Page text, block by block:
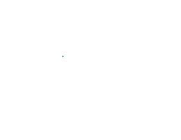
Mulai sekarang